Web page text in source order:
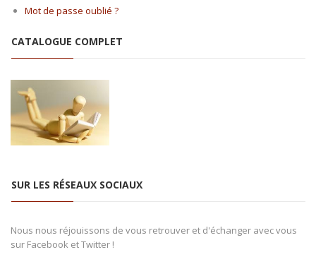
Mot de passe oublié ?
CATALOGUE COMPLET
SUR LES RÉSEAUX SOCIAUX
Nous nous réjouissons de vous retrouver et d'échanger avec vous
sur Facebook et Twitter !